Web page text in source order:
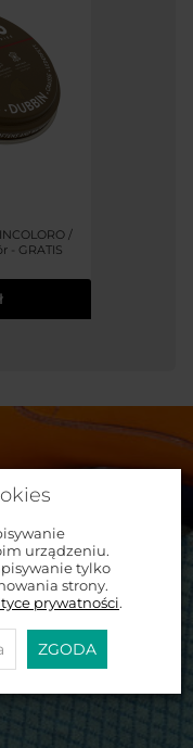
/
- GRATIS
urządzeniu.
tylko
strony.
prywatności.
ZGODA